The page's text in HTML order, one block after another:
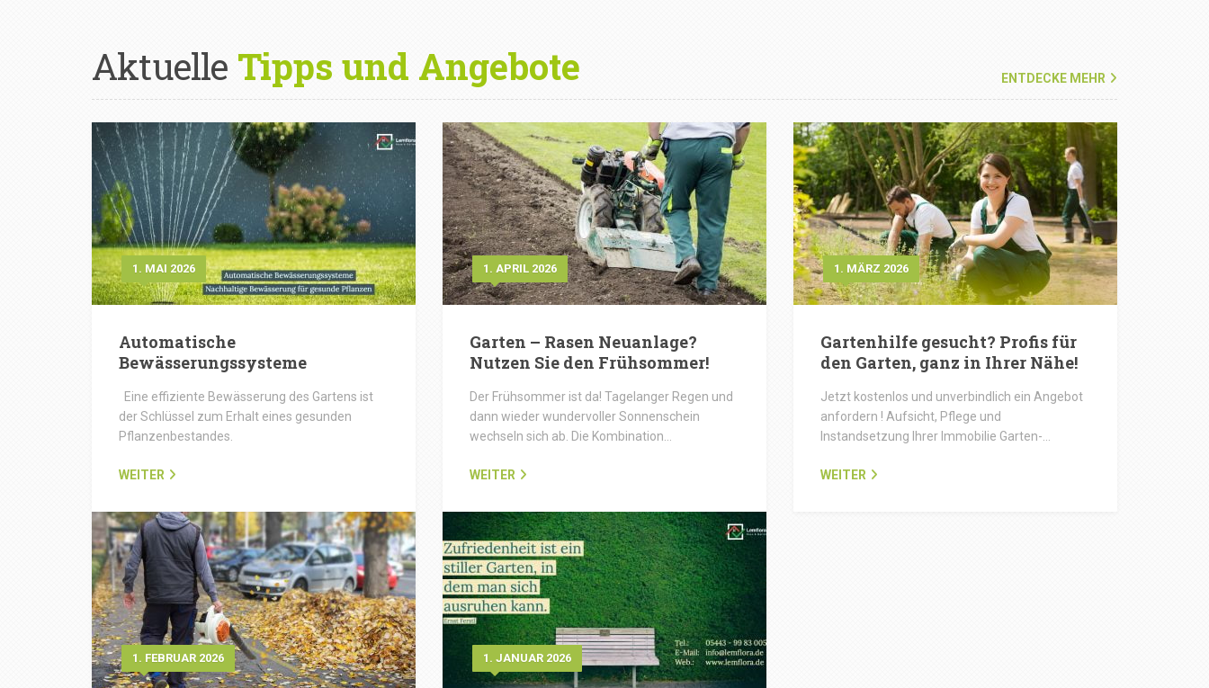
Aktuelle Tipps und Angebote ENTDECKE MEHR
1. MAI 2026
Automatische
Bewässerungssysteme
Eine effiziente Bewässerung des Gartens ist
der Schlüssel zum Erhalt eines gesunden
Pflanzenbestandes.
WEITER
1. APRIL 2026
Garten – Rasen Neuanlage?
Nutzen Sie den Frühsommer!
Der Frühsommer ist da! Tagelanger Regen und
dann wieder wundervoller Sonnenschein
wechseln sich ab. Die Kombination…
WEITER
1. MÄRZ 2026
Gartenhilfe gesucht? Profis für
den Garten, ganz in Ihrer Nähe!
Jetzt kostenlos und unverbindlich ein Angebot
anfordern ! Aufsicht, Pflege und
Instandsetzung Ihrer Immobilie Garten-…
WEITER
1. FEBRUAR 2026 1. JANUAR 2026